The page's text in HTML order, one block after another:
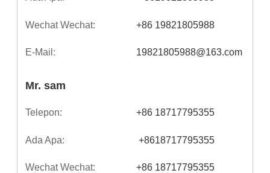
Wechat Wechat: +86 19821805988
E-Mail: 19821805988@163.com
Mr. sam
Telepon: +86 18717795355
Ada Apa: +8618717795355
Wechat Wechat: +86 18717795355